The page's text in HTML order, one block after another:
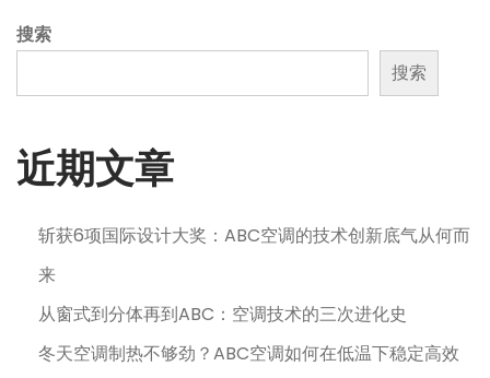
日
搜索
搜索
近期文章
斩获6项国际设计大奖：ABC空调的技术创新底气从何而
来
从窗式到分体再到ABC：空调技术的三次进化史
冬天空调制热不够劲？ABC空调如何在低温下稳定高效